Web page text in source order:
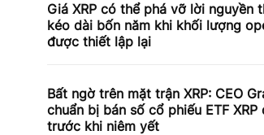
Giá XRP có thể phá vỡ lời nguyền
kéo dài bốn năm khi khối lượng
được thiết lập lại
Bất ngờ trên mặt trận XRP: CEO
chuẩn bị bán số cổ phiếu ETF XRP
trước khi niêm yết